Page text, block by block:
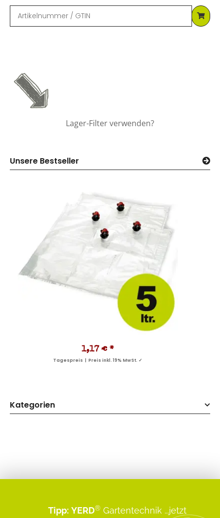
Lager-Filter verwenden?
Unsere Bestseller
1,17 € *
Tagespreis | Preis inkl. 19% MwSt. ✓
Kategorien
Tipp: YERD® Gartentechnik ...jetzt